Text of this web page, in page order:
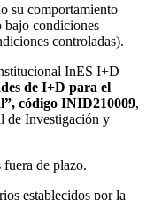
su comportamiento
bajo condiciones
controladas).
InES I+D
de I+D para el
código INID210009,
de Investigación y
fuera de plazo.
establecidos por la